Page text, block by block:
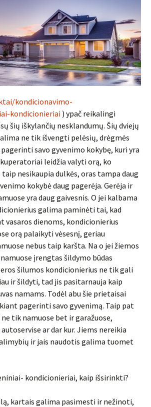
kondicionavimo-
kondicionieriai ) ypač reikalingi
šių iškylančių nesklandumų. Šių dviejų
ne tik išvengti pelėsių, drėgmės
savo gyvenimo kokybę, kuri yra
leidžia valyti orą, ko
nesikaupia dulkės, oras tampa daug
kokybė daug pagerėja. Gerėja ir
yra daug gaivesnis. O jei kalbama
galima paminėti tai, kad
vasaros dienoms, kondicionierius
orą palaikyti vėsesnį, geriau
nebus taip karšta. Na o jei žiemos
įrengtas šildymo būdas
šilumos kondicionierius ne tik gali
ir šildyti, tad jis pasitarnauja kaip
namams. Todėl abu šie prietaisai
pagerinti savo gyvenimą. Taip pat
tik namuose bet ir garažuose,
ar dar kur. Jiems nereikia
ir jais naudotis galima tuomet
kondicionieriai, kaip išsirinkti?
kartais galima pasimesti ir nežinoti,